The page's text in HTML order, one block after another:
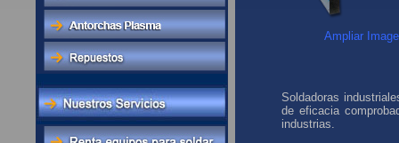
Ampliar
Soldadoras
de eficacia
industrias.